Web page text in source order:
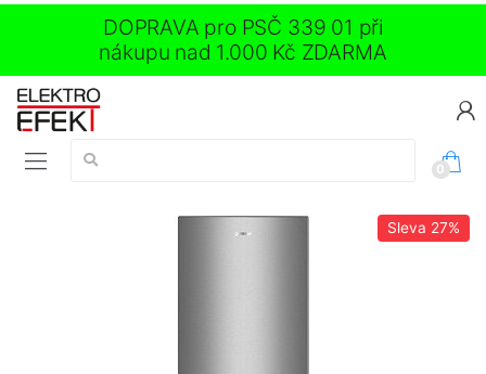
DOPRAVA pro PSČ 339 01 při
nákupu nad 1.000 Kč ZDARMA
Vyhledávání:
0
Sleva 27%